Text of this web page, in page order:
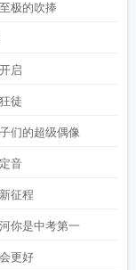
艺术家无弹窗 书旗
窗
50位当代艺术大师
趣阁
百度无防盗在线阅读
极的吹捧
启
徒
们的超级偶像
音
征程
你是中考第一
更好